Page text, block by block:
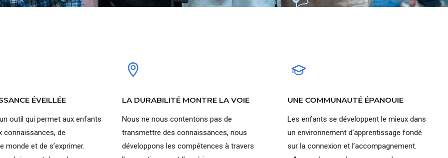
ÉVEILLÉE
outil qui permet aux enfants
connaissances, de
monde et de s’exprimer.
LA DURABILITÉ MONTRE LA VOIE
Nous ne nous contentons pas de
transmettre des connaissances, nous
développons les compétences à travers
UNE COMMUNAUTÉ ÉPANOUIE
Les enfants se développent le mieux dans
un environnement d’apprentissage fondé
sur la connexion et l’accompagnement.